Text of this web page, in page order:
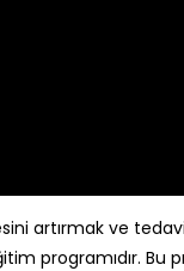
artırmak ve
programıdır. Bu